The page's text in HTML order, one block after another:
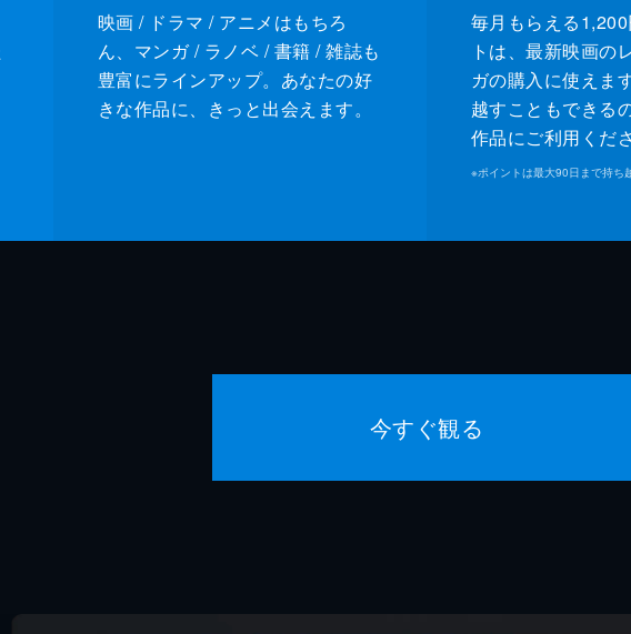
映画 / ドラマ / アニメはもちろ
ん、マンガ / ラノベ / 書籍 / 雑誌も
豊富にラインアップ。あなたの好
きな作品に、きっと出会えます。
毎月もらえる
トは、最新映画の
ガの購入に使えま
越すこともできる
作品にご利用くださ
※ポイントは最大90日まで持ち
今すぐ観る